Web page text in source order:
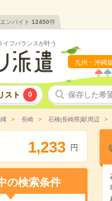
エンバイト 12450件
イフバランスが叶う
九州・沖縄
スト 0 保存した希
長崎 石橋(長崎県)駅周辺
1,233 円
の検索条件